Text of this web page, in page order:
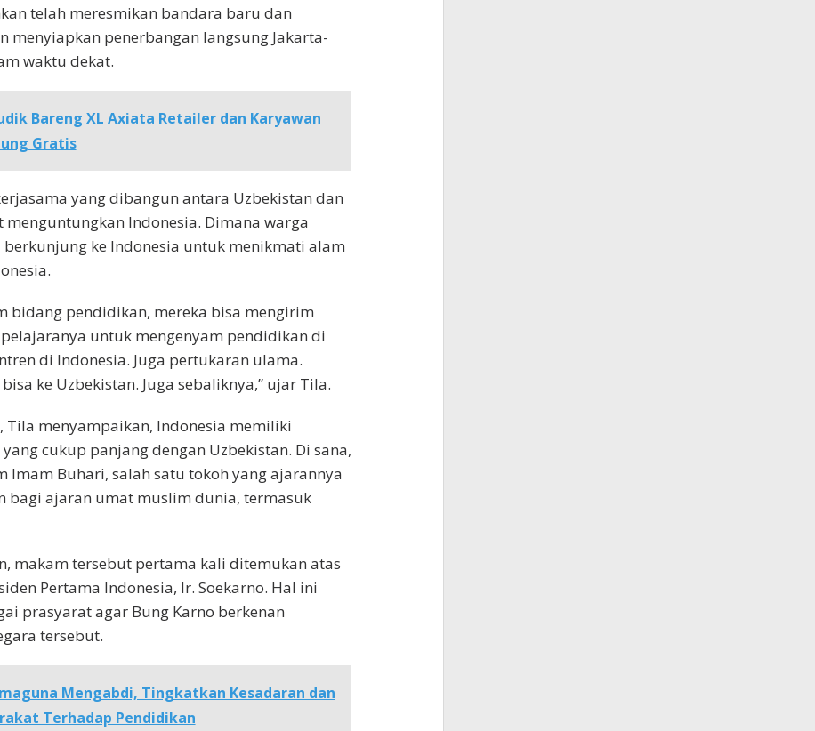
telah meresmikan bandara baru dan
menyiapkan penerbangan langsung Jakarta-
waktu dekat.
Bareng XL Axiata Retailer dan Karyawan
Gratis
yang dibangun antara Uzbekistan dan
menguntungkan Indonesia. Dimana warga
berkunjung ke Indonesia untuk menikmati alam
bidang pendidikan, mereka bisa mengirim
untuk mengenyam pendidikan di
di Indonesia. Juga pertukaran ulama.
ke Uzbekistan. Juga sebaliknya,” ujar Tila.
Tila menyampaikan, Indonesia memiliki
cukup panjang dengan Uzbekistan. Di sana,
Imam Buhari, salah satu tokoh yang ajarannya
bagi ajaran umat muslim dunia, termasuk
makam tersebut pertama kali ditemukan atas
Pertama Indonesia, Ir. Soekarno. Hal ini
prasyarat agar Bung Karno berkenan
tersebut.
Mengabdi, Tingkatkan Kesadaran dan
Terhadap Pendidikan